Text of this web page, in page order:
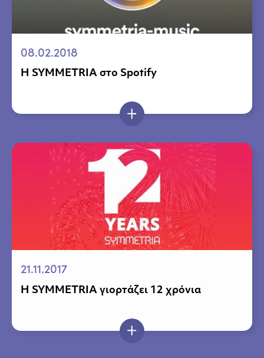
08.02.2018
Η SYMMETRIA στο Spotify
21.11.2017
Η SYMMETRIA γιορτάζει 12 χρόνια